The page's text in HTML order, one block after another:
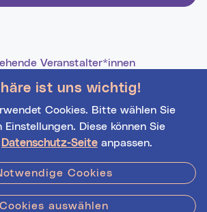
ist uns wichtig!
Cookies. Bitte wählen Sie
Einstellungen. Diese können Sie
Datenschutz-Seite anpassen.
Cookies
Cookies auswählen
Veranstalter*innen